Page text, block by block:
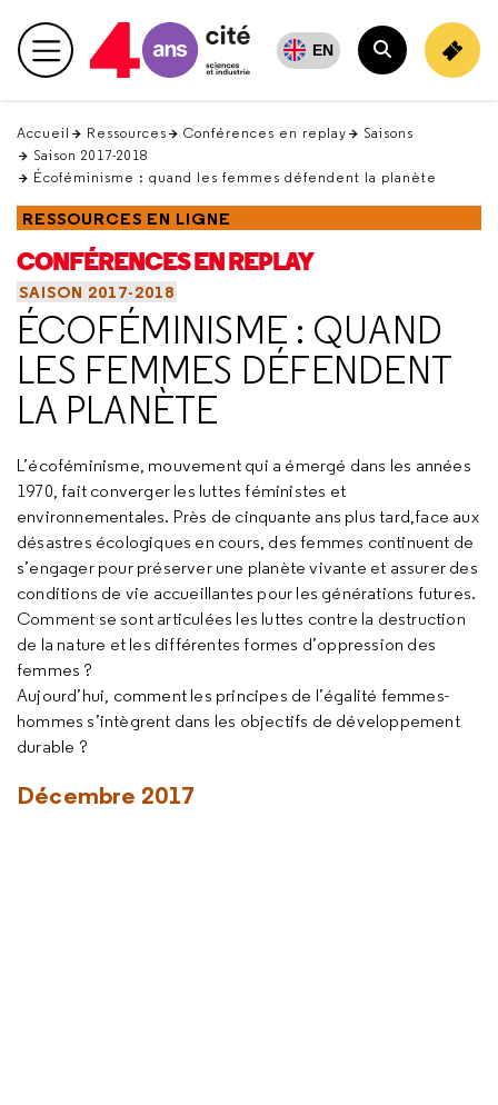
en
haut Menu principal EN
Rechercher
Accueil Ressources Conférences en replay
Saisons
Saison 2017-2018
Écoféminisme : quand les femmes défendent la planète
RESSOURCES EN LIGNE
CONFÉRENCES EN REPLAY
SAISON 2017-2018
ÉCOFÉMINISME : QUAND
LES FEMMES DÉFENDENT
LA PLANÈTE
L’écoféminisme, mouvement qui a émergé dans les années
1970, fait converger les luttes féministes et
environnementales. Près de cinquante ans plus tard,face aux
désastres écologiques en cours, des femmes continuent de
s’engager pour préserver une planète vivante et assurer des
conditions de vie accueillantes pour les générations futures.
Comment se sont articulées les luttes contre la destruction
de la nature et les différentes formes d’oppression des
femmes ?
Aujourd’hui, comment les principes de l’égalité femmes-
hommes s’intègrent dans les objectifs de développement
durable ?
Décembre 2017